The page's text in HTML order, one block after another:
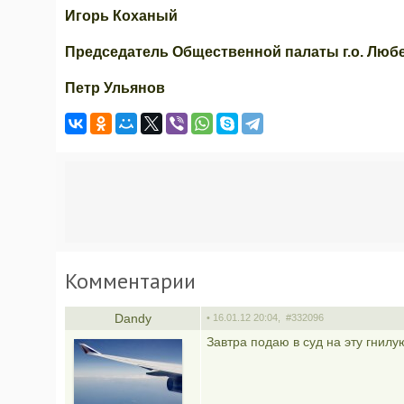
Игорь Коханый
Председатель Общественной палаты г.о.
Петр Ульянов
Комментарии
Dandy • 16.01.12 20:04, #332096
Завтра подаю в суд на эту